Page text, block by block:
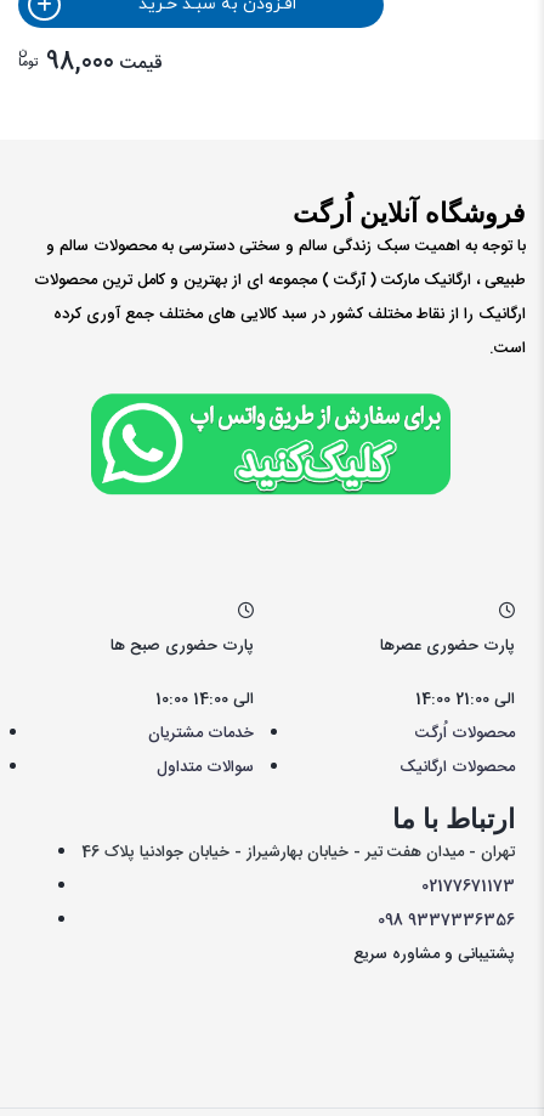
قیمت 98,000 توما
ن
فروشگاه آنلاین اُرگت
با توجه به اهمیت سبک زندگی سالم و سختی دسترسی به محصولات سالم و
طبیعی ، ارگانیک مارکت ( ٱرگت ) مجموعه ای از بهترین و کامل ترین محصولات
ارگانیک را از نقاط مختلف کشور در سبد کالایی های مختلف جمع آوری کرده
است.
پارت حضوری صبح ها
10:00 الی 14:00
پارت حضوری عصرها
14:00 الی 21:00
خدمات مشتریان
سوالات متداول
محصولات اُرگت
محصولات ارگانیک
ارتباط با ما
تهران - میدان هفت تیر - خیابان بهارشیراز - خیابان جوادنیا پلاک 46
02177671173
0989337336356
پشتیبانی و مشاوره سریع